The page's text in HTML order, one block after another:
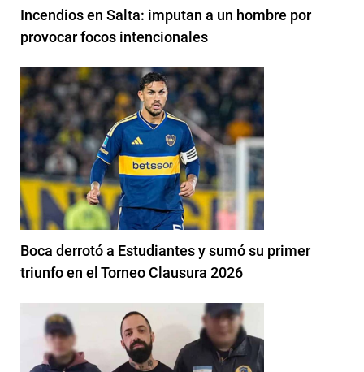
Incendios en Salta: imputan a un hombre por
provocar focos intencionales
Boca derrotó a Estudiantes y sumó su primer
triunfo en el Torneo Clausura 2026